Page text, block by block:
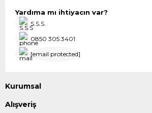
Yardıma mı ihtiyacın var?
S.S.S.
0850 305 3401
[email protected]
Kurumsal
Alışveriş